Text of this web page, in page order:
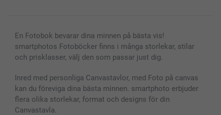
En Fotobok bevarar dina minnen på bästa vis!
smartphotos Fotoböcker finns i många storlekar, stilar
och prisklasser, välj den som passar just dig.
Inred med personliga Canvastavlor, med Foto på canvas
kan du föreviga dina bästa minnen. smartphoto erbjuder
flera olika storlekar, format och designs för din
Canvastavla.